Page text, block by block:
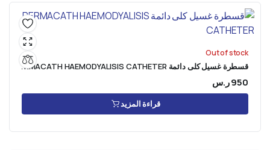
Out of stock
قسطرة غسيل كلى دائمة PERMACATH HAEMODYALISIS CATHETER
950ر.س
قراءة المزيد